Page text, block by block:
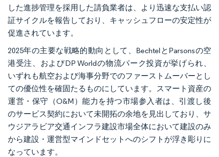
した進捗管理を採用した請負業者は、より迅速な支払い認
証サイクルを報告しており、キャッシュフローの安定性が
促進されています。
2025年の主要な戦略的動向として、BechtelとParsonsの空
港受注、およびDP Worldの物流パーク投資が挙げられ、
いずれも航空および海事分野でのファーストムーバーとし
ての優位性を確固たるものにしています。スマート資産の
運営・保守（O&M）能力を持つ市場参入者は、引渡し後
のサービス契約において未開拓の余地を見出しており、サ
ウジアラビア交通インフラ建設市場全体において建設のみ
から建設・運営型マインドセットへのシフトが浮き彫りに
なっています。